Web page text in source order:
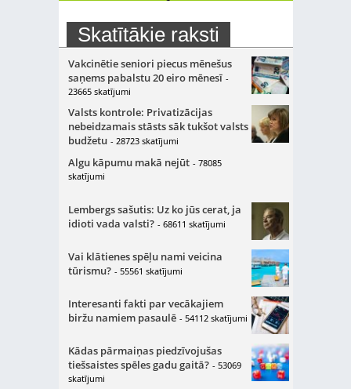
Skatītākie raksti
Vakcinētie seniori piecus mēnešus
saņems pabalstu 20 eiro mēnesī -
23665 skatījumi
Valsts kontrole: Privatizācijas
nebeidzamais stāsts sāk tukšot valsts
budžetu - 28723 skatījumi
Algu kāpumu makā nejūt - 78085
skatījumi
Lembergs sašutis: Uz ko jūs cerat, ja
idioti vada valsti? - 68611 skatījumi
Vai klātienes spēļu nami veicina
tūrismu? - 55561 skatījumi
Interesanti fakti par vecākajiem
biržu namiem pasaulē - 54112 skatījumi
Kādas pārmaiņas piedzīvojušas
tiešsaistes spēles gadu gaitā? - 53069
skatījumi